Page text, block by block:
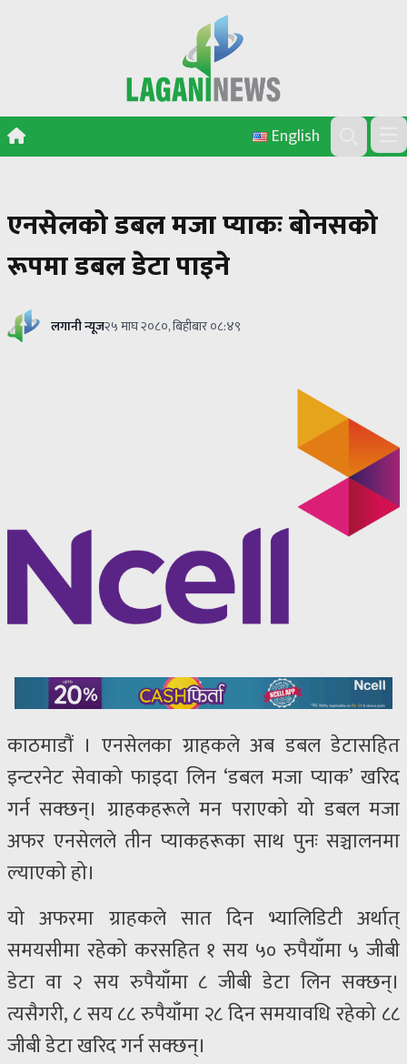
English
Search
एनसेलको डबल मजा प्याकः बोनसको
रूपमा डबल डेटा पाइने
लगानी न्यूज२५ माघ २०८०, बिहीबार ०८:४९
काठमाडौं । एनसेलका ग्राहकले अब डबल डेटासहित
इन्टरनेट सेवाको फाइदा लिन ‘डबल मजा प्याक’ खरिद
गर्न सक्छन्। ग्राहकहरूले मन पराएको यो डबल मजा
अफर एनसेलले तीन प्याकहरूका साथ पुनः सञ्चालनमा
ल्याएको हो।
यो अफरमा ग्राहकले सात दिन भ्यालिडिटी अर्थात्
समयसीमा रहेको करसहित १ सय ५० रुपैयाँमा ५ जीबी
डेटा वा २ सय रुपैयाँमा ८ जीबी डेटा लिन सक्छन्।
त्यसैगरी, ८ सय ८८ रुपैयाँमा २८ दिन समयावधि रहेको ८८
जीबी डेटा खरिद गर्न सक्छन्।